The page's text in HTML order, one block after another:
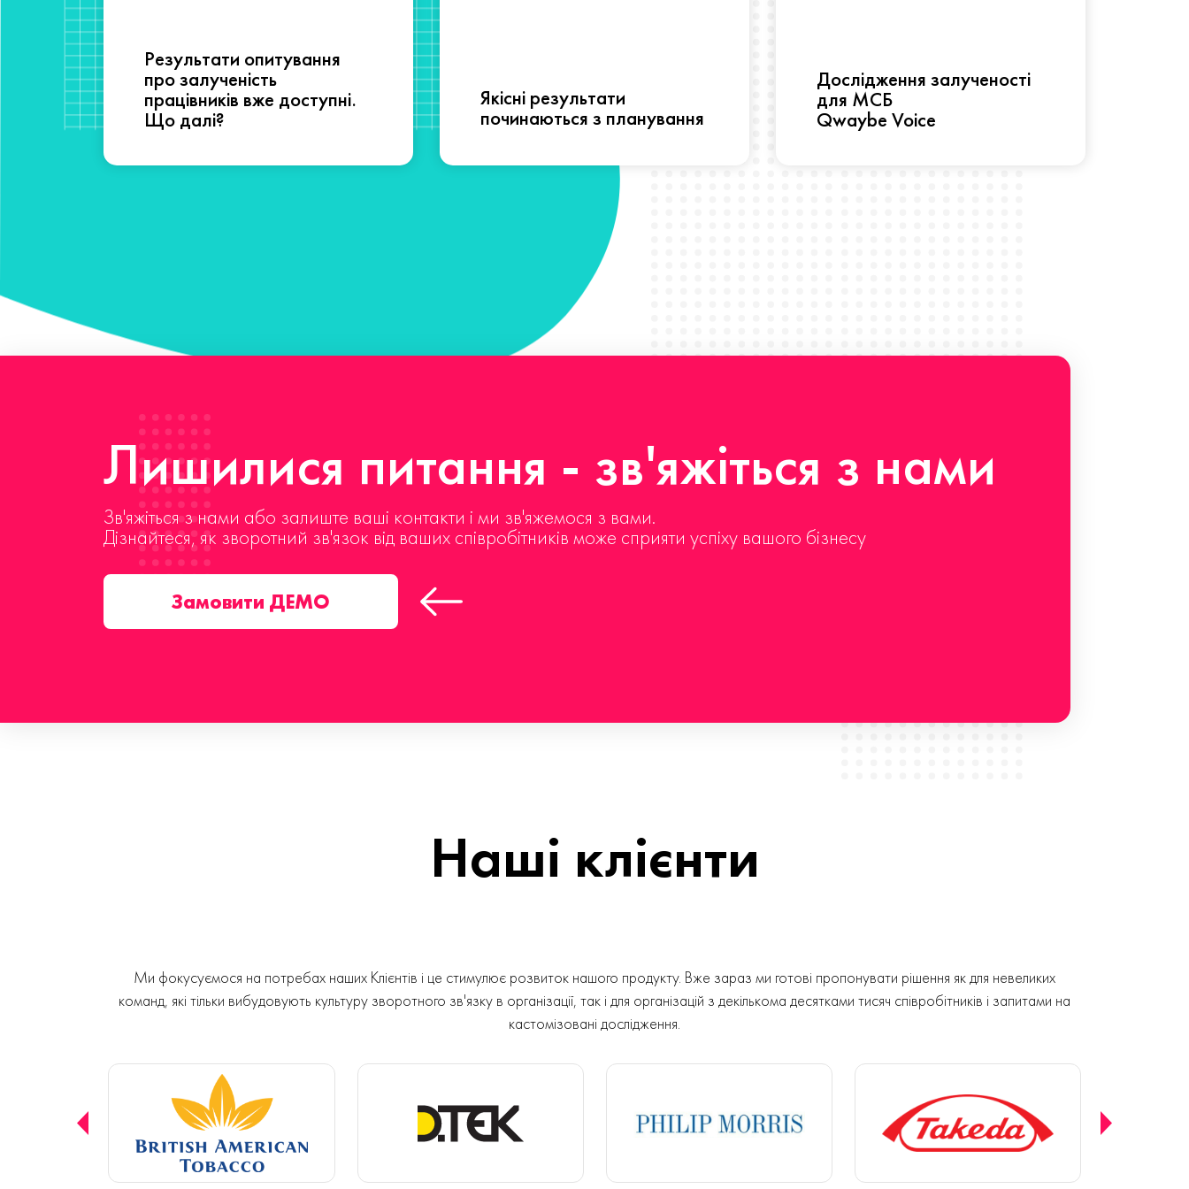
Результати опитування
про залученість
працівників вже доступні.
Що далі?
Якісні результати
починаються з планування
Дослідження залученості
для МСБ
Qwaybe Voice
Лишилися питання - зв'яжіться з нами
Зв'яжіться з нами або залиште ваші контакти і ми зв'яжемося з вами.
Дізнайтеся, як зворотний зв'язок від ваших співробітників може сприяти успіху вашого бізнесу
Замовити ДЕМО
Наші клієнти
Ми фокусуємося на потребах наших Клієнтів і це стимулює розвиток нашого продукту. Вже зараз ми готові пропонувати рішення як для невеликих
команд, які тільки вибудовують культуру зворотного зв'язку в організації, так і для організацій з декількома десятками тисяч співробітників і запитами на
кастомізовані дослідження.